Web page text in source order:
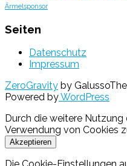
Ärmelsponsor
Seiten
Datenschutz
Impressum
ZeroGravity by
Powered byWordPress
Durch die weitere
Verwendung von Cookies
Akzeptieren